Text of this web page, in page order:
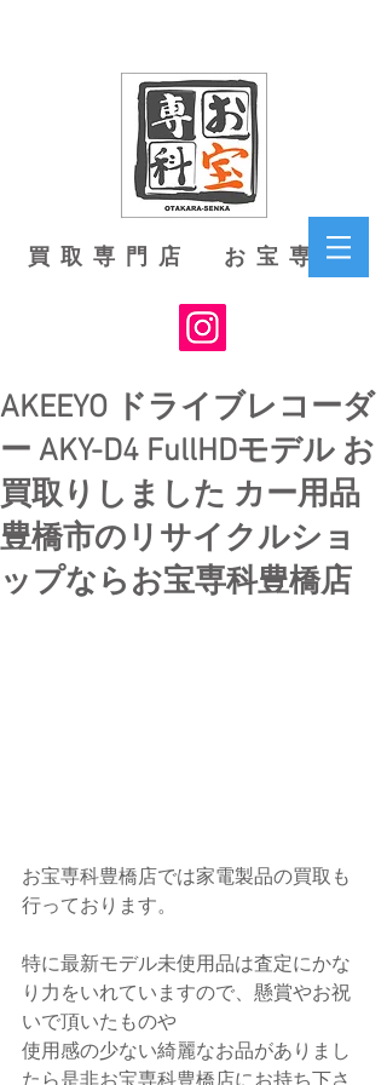
買取専門店 お宝専科
AKEEYO ドライブレコーダ
ー AKY-D4 FullHDモデル お
買取りしました カー用品
豊橋市のリサイクルショ
ップならお宝専科豊橋店
お宝専科豊橋店では家電製品の買取も
行っております。
特に最新モデル未使用品は査定にかな
り力をいれていますので、懸賞やお祝
いで頂いたものや
使用感の少ない綺麗なお品がありまし